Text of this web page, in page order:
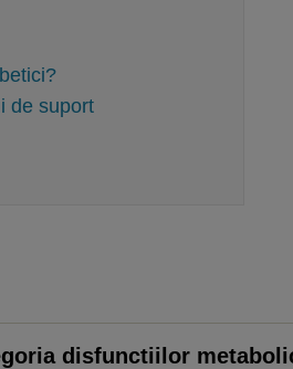
de suport
disfunctiilor